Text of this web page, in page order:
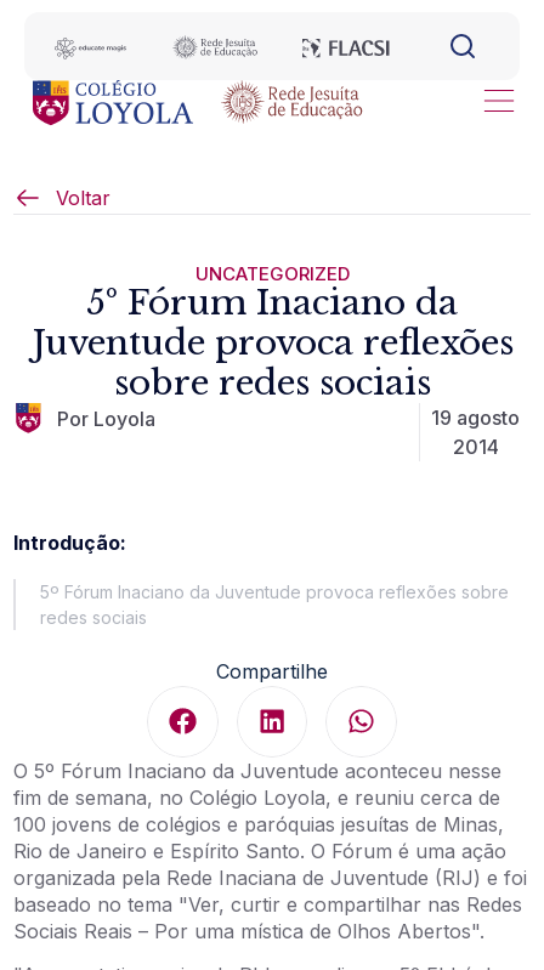
Voltar
UNCATEGORIZED
5º Fórum Inaciano da
Juventude provoca reflexões
sobre redes sociais
Por Loyola
19 agosto
2014
Introdução:
5º Fórum Inaciano da Juventude provoca reflexões sobre
redes sociais
Compartilhe
O 5º Fórum Inaciano da Juventude aconteceu nesse
fim de semana, no Colégio Loyola, e reuniu cerca de
100 jovens de colégios e paróquias jesuítas de Minas,
Rio de Janeiro e Espírito Santo. O Fórum é uma ação
organizada pela Rede Inaciana de Juventude (RIJ) e foi
baseado no tema "Ver, curtir e compartilhar nas Redes
Sociais Reais – Por uma mística de Olhos Abertos".